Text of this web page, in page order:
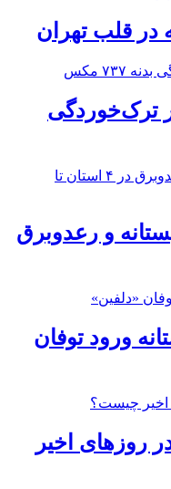
ترک‌خوردگی
و رعدوبرق
ورود توفان
روزهای اخیر